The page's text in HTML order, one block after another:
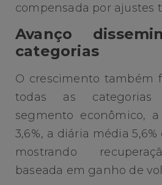
compensada por ajustes
Avanço
categorias
O crescimento também
todas as categorias
segmento econômico,
3,6%, a diária média 5,6%
mostrando
baseada em ganho de